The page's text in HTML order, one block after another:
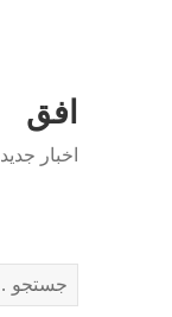
افق
اخبار جدید
برای: